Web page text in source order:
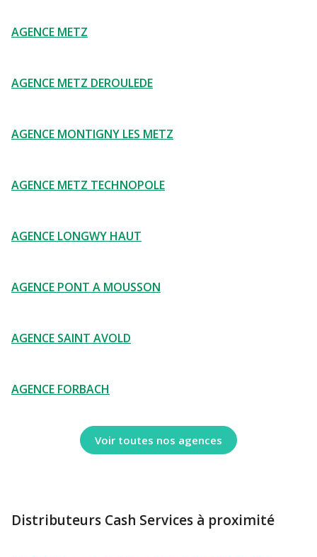
AGENCE METZ
AGENCE METZ DEROULEDE
AGENCE MONTIGNY LES METZ
AGENCE METZ TECHNOPOLE
AGENCE LONGWY HAUT
AGENCE PONT A MOUSSON
AGENCE SAINT AVOLD
AGENCE FORBACH
Voir toutes nos agences
Distributeurs Cash Services à proximité